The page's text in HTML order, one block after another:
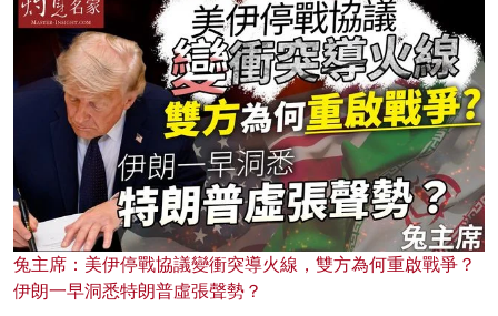
兔主席：美伊停戰協議變衝突導火線，雙方為何重啟戰爭？
伊朗一早洞悉特朗普虛張聲勢？